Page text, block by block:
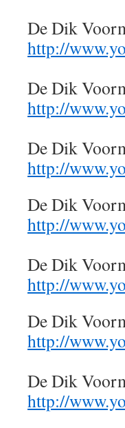
De Dik
http://
De Dik
http://
De Dik
http://
De Dik
http://
De Dik
http://
De Dik
http://
De Dik
http://